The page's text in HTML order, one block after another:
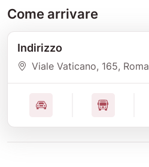
Come arrivare
Indirizzo
Viale Vaticano, 165, Roma